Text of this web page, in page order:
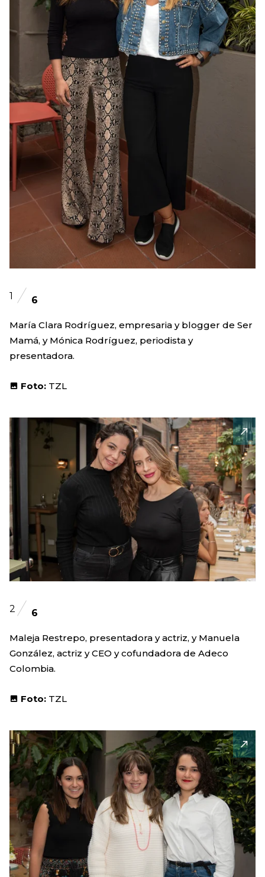
1 6
María Clara Rodríguez, empresaria y blogger de Ser
Mamá, y Mónica Rodríguez, periodista y
presentadora.
Foto: TZL
2 6
Maleja Restrepo, presentadora y actriz, y Manuela
González, actriz y CEO y cofundadora de Adeco
Colombia.
Foto: TZL